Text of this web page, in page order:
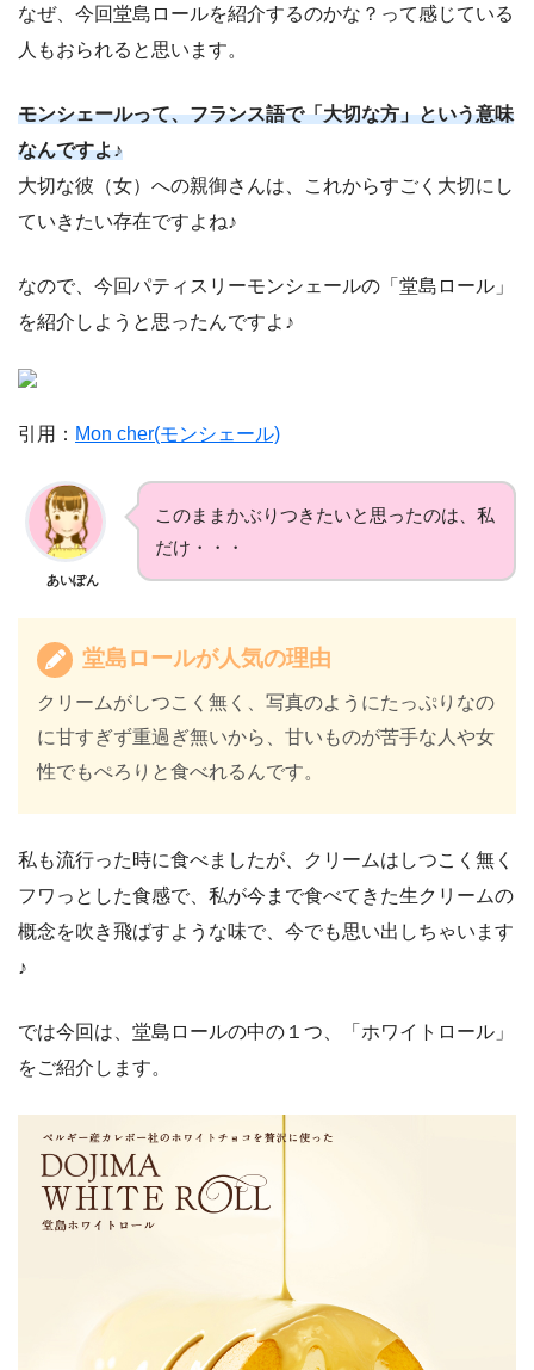
なぜ、今回堂島ロールを紹介するのかな？って感じている
人もおられると思います。
モンシェールって、フランス語で「大切な方」という意味
なんですよ♪
大切な彼（女）への親御さんは、これからすごく大切にし
ていきたい存在ですよね♪
なので、今回パティスリーモンシェールの「堂島ロール」
を紹介しようと思ったんですよ♪
引用： Mon cher(モンシェール)
あいぽん
このままかぶりつきたいと思ったのは、私
だけ・・・
堂島ロールが人気の理由
クリームがしつこく無く、写真のようにたっぷりなの
に甘すぎず重過ぎ無いから、甘いものが苦手な人や女
性でもぺろりと食べれるんです。
私も流行った時に食べましたが、クリームはしつこく無く
フワっとした食感で、私が今まで食べてきた生クリームの
概念を吹き飛ばすような味で、今でも思い出しちゃいます
♪
では今回は、堂島ロールの中の１つ、「ホワイトロール」
をご紹介します。